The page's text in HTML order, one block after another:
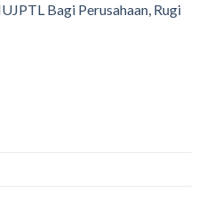
Bagi Perusahaan, Rugi